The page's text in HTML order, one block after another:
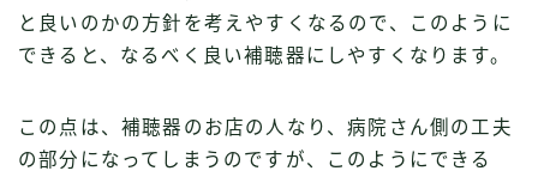
と良いのかの方針を考えやすくなるので、このように
できると、なるべく良い補聴器にしやすくなります。
この点は、補聴器のお店の人なり、病院さん側の工夫
の部分になってしまうのですが、このようにできる